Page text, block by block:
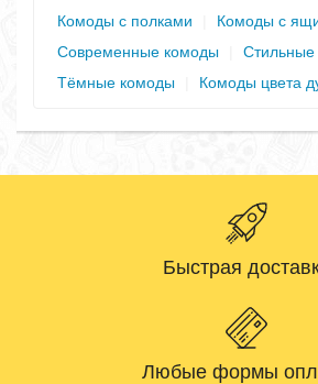
Комоды с полками
Комоды с
Современные комоды
Тёмные комоды
Комоды цвета
Быстрая
Любые формы